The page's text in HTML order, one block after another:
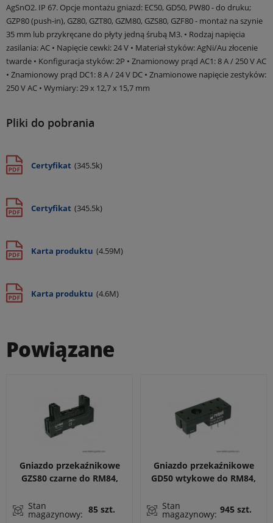
AgSnO2. IP 67. Opcje montażu gniazd: EC50, GD50, PW80 - do druku;
GZP80 (push-in), GZ80, GZT80, GZM80, GZS80, GZF80 - montaż na szynie
35 mm lub przykręcane do płyty jedną śrubą M3. • Rodzaj napięcia
zasilania: AC • Napięcie cewki: 24 V • Materiał styków: AgNi/Au złocenie
twarde • Konfiguracja styków: 2P • Znamionowy prąd AC1: 8 A / 250 V AC
• Znamionowy prąd DC1: 8 A / 24 V DC • Znamionowe napięcie zestyków:
250 V AC • Wymiary: 29 x 12,7 x 15,7 mm
Pliki do pobrania
Certyfikat (345.5k)
Certyfikat (345.5k)
Karta produktu (4.59M)
Karta produktu (4.6M)
Powiązane
Gniazdo przekaźnikowe
GZS80 czarne do RM84,
Stan
magazynowy: 85 szt.
Gniazdo przekaźnikowe
GD50 wtykowe do RM84,
RMP84, RMP85, RM83,
RM87N. Wymiary: 31 x 13
Stan
magazynowy: 945 szt.